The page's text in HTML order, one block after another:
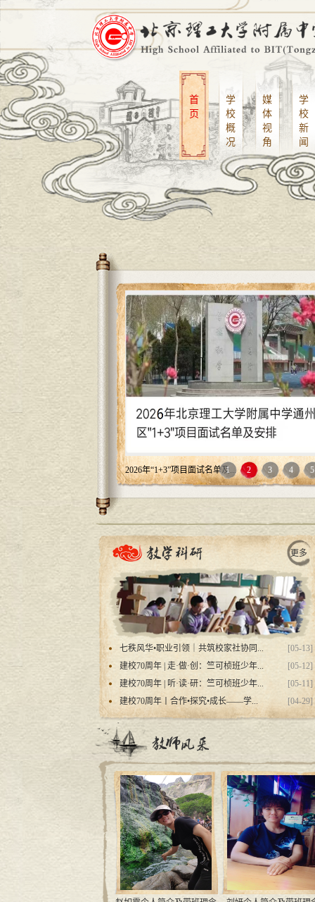
首
页
学
校
概
况
媒
体
视
角
学
校
新
闻
2026年“1+3”培养实验公告 1 2 3 4 5
更多
七秩风华•职业引领｜共筑校家社协同...
[05-13]
建校70周年 | 走·做·创：竺可桢班少年...
[05-12]
建校70周年 | 听·读·研：竺可桢班少年...
[05-11]
建校70周年丨合作•探究•成长——学...
[04-29]